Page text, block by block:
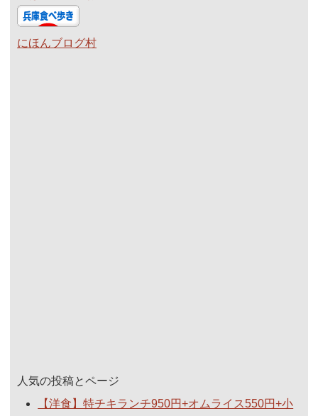
にほんブログ村
人気の投稿とページ
【洋食】特チキランチ950円+オムライス550円+小